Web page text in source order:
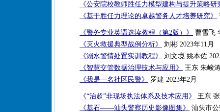
《公安院校教师胜任力模型建构与提升策略研
《基于胜任力理论的卓越警务人才培养研究》
《警务专业英语选读教程（第2版）》
曹雪飞
《灭火救援典型战例分析》
刘彬 2023年11月
《溺水警情处置实训教程》
刘文境 姚本佐
《智慧交管数据治理技术与应用》
王东 朱峻
《我是一名社区民警》
罗建 2023年2月
《“治超”非现场执法体系及技术应用》
王东
《基石——汕头警察历史影像图集》
汕头市